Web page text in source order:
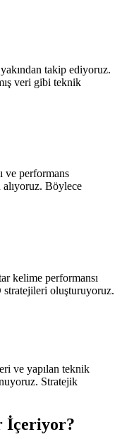
takip ediyoruz.
veri gibi teknik
ve performans
alıyoruz. Böylece
kelime performansı
oluşturuyoruz.
ve yapılan teknik
Stratejik
İçeriyor?